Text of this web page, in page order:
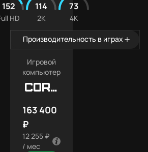
152
HD
114
2K
73
4K
Производительность в играх
Игровой
компьютер
Core
X7
163 400
₽
12 255 ₽
/ мес